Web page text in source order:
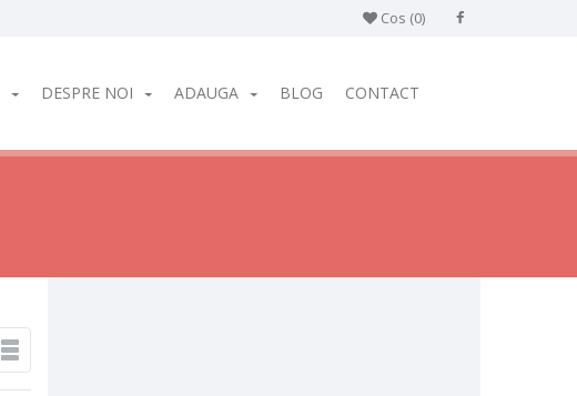
Cos (0)
DESPRE NOI ADAUGA BLOG CONTACT